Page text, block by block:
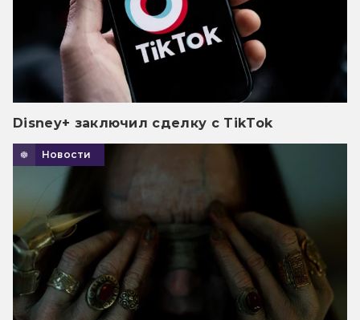
Disney+ заключил сделку с TikTok
Новости